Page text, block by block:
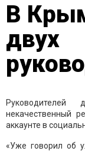
В
двух
некачественный
аккаунте в
«Уже говорил об